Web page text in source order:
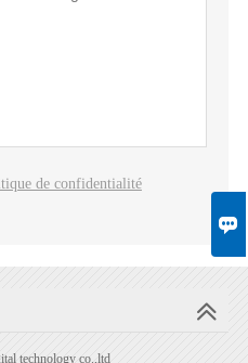

de confidentialité
technology co.,ltd